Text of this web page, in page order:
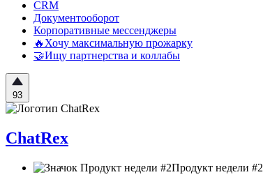
CRM
Документооборот
Корпоративные мессенджеры
🔥Хочу максимальную прожарку
🤝Ищу партнерства и коллабы
93
ChatRex
Продукт недели #2